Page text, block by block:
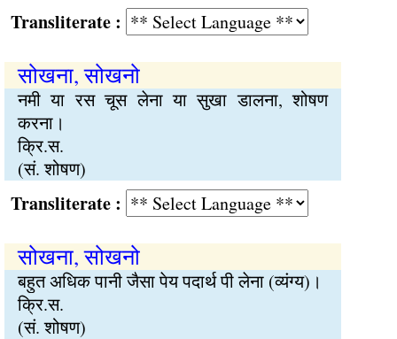
:
सोखना, सोखनो
नमी या रस चूस लेना या सुखा डालना, शोषण
करना।
क्रि.स.
(सं. शोषण)
:
सोखना, सोखनो
बहुत अधिक पानी जैसा पेय पदार्थ पी लेना (व्यंग्य)।
क्रि.स.
(सं. शोषण)